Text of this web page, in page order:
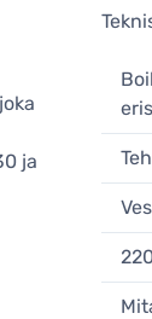
ja